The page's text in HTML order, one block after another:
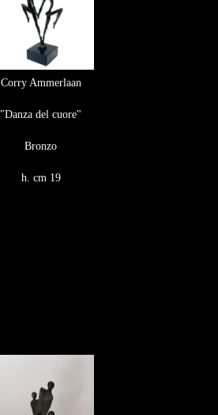
Corry Ammerlaan
"Danza del cuore"
Bronzo
h. cm 19